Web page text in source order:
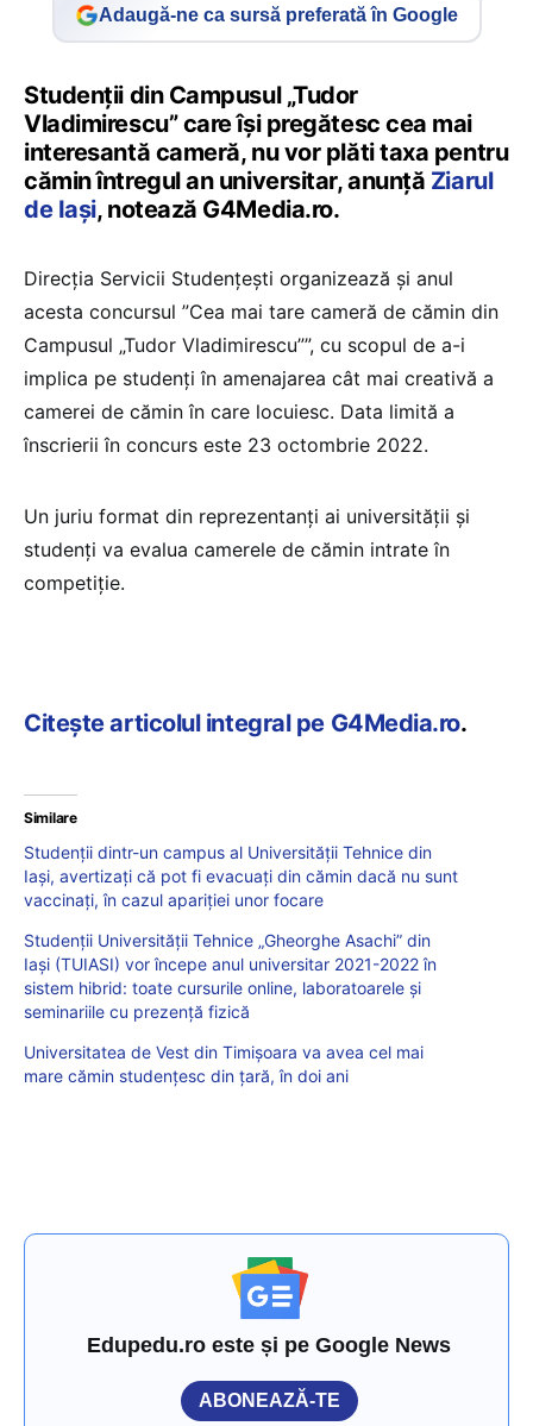
Adaugă-ne ca sursă preferată în Google
Studenții din Campusul „Tudor
Vladimirescu” care îşi pregătesc cea mai
interesantă cameră, nu vor plăti taxa pentru
cămin întregul an universitar, anunță Ziarul
de Iași, notează G4Media.ro.
Direcţia Servicii Studenţeşti organizează şi anul
acesta concursul ”Cea mai tare cameră de cămin din
Campusul „Tudor Vladimirescu””, cu scopul de a-i
implica pe studenţi în amenajarea cât mai creativă a
camerei de cămin în care locuiesc. Data limită a
înscrierii în concurs este 23 octombrie 2022.
Un juriu format din reprezentanţi ai universităţii şi
studenţi va evalua camerele de cămin intrate în
competiţie.
Citește articolul integral pe G4Media.ro.
Similare
Studenții dintr-un campus al Universității Tehnice din
Iași, avertizați că pot fi evacuați din cămin dacă nu sunt
vaccinați, în cazul apariției unor focare
Studenții Universității Tehnice „Gheorghe Asachi” din
Iași (TUIASI) vor începe anul universitar 2021-2022 în
sistem hibrid: toate cursurile online, laboratoarele și
seminariile cu prezență fizică
Universitatea de Vest din Timișoara va avea cel mai
mare cămin studențesc din țară, în doi ani
Edupedu.ro este și pe Google News
ABONEAZĂ-TE